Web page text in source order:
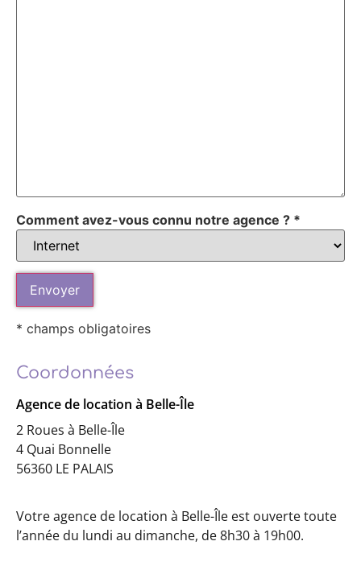
Comment avez-vous connu notre agence ? *
* champs obligatoires
Coordonnées
Agence de location à Belle-Île
2 Roues à Belle-Île
4 Quai Bonnelle
56360 LE PALAIS
Votre agence de location à Belle-Île est ouverte toute
l’année du lundi au dimanche, de 8h30 à 19h00.